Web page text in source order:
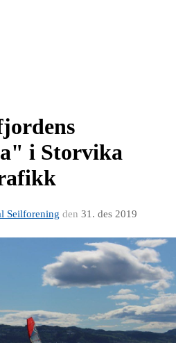
i Storvika
Seilforening den 31. des 2019